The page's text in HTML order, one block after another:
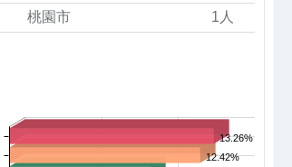
桃園市 1人
13.26%
12.42%